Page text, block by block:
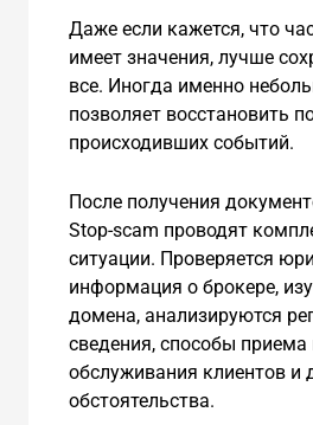
Даже если кажется, что
имеет значения, лучше
все. Иногда именно
позволяет восстановить
происходивших событий.
После получения
Stop-scam проводят
ситуации. Проверяется
информация о брокере,
домена, анализируются
сведения, способы приема
обслуживания клиентов и
обстоятельства.